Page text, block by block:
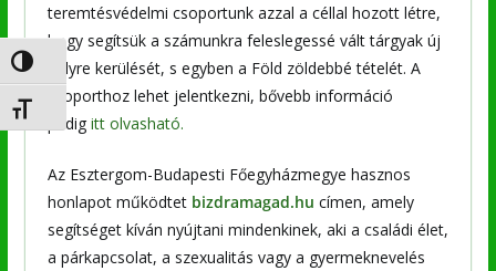
Nagy kontraszt váltása
Betűméret váltása
teremtésvédelmi csoportunk azzal a céllal hozott létre,
hogy segítsük a számunkra feleslegessé vált tárgyak új
helyre kerülését, s egyben a Föld zöldebbé tételét. A
csoporthoz lehet jelentkezni, bővebb információ
pedig itt olvasható.
Az Esztergom-Budapesti Főegyházmegye hasznos
honlapot működtet bizdramagad.hu címen, amely
segítséget kíván nyújtani mindenkinek, aki a családi élet,
a párkapcsolat, a szexualitás vagy a gyermeknevelés